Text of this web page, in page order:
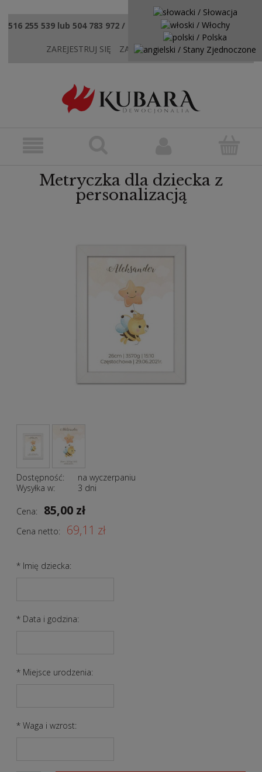
516 255 539 lub 504 783 972 / sklep@kubaradewocjonalia.pl
ZAREJESTRUJ SIĘ ZALOGUJ SIĘ KONTAKT
Metryczka dla dziecka z
personalizacją
Dostępność:
na wyczerpaniu
Wysyłka w:
3 dni
Cena: 85,00 zł
Cena netto: 69,11 zł
* Imię dziecka:
* Data i godzina:
* Miejsce urodzenia:
* Waga i wzrost: